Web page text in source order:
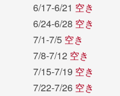
6/17-6/21 空き
6/24-6/28 空き
7/1-7/5 空き
7/8-7/12 空き
7/15-7/19 空き
7/22-7/26 空き